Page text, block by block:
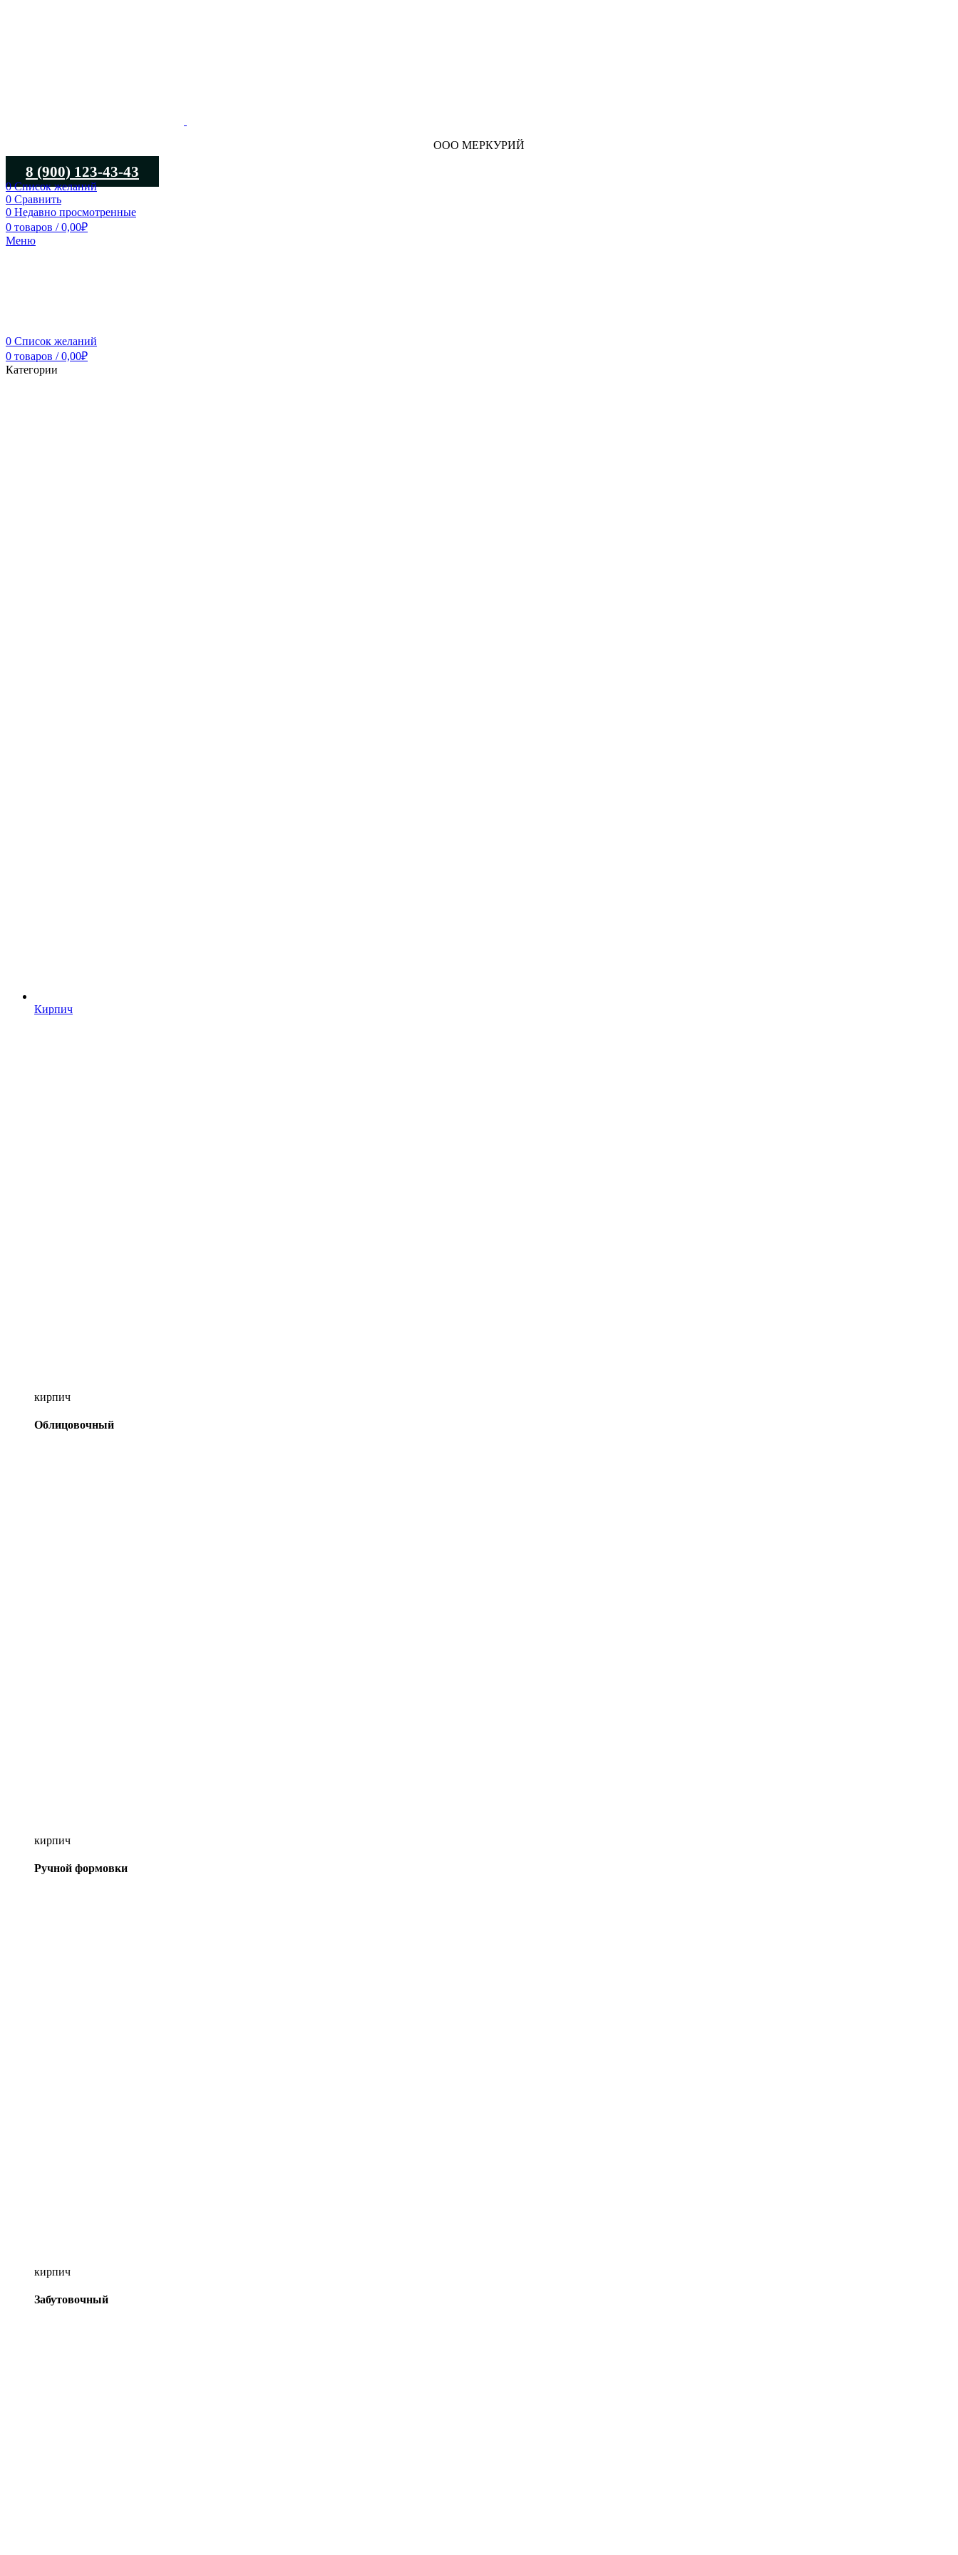
ООО МЕРКУРИЙ
8 (900) 123-43-43
0Список желаний
0 Сравнить
0 Недавно просмотренные
0 товаров / 0,00₽
Меню
0 Список желаний
0 товаров / 0,00₽
Категории
Кирпич
кирпич
Облицовочный
кирпич
Ручной формовки
кирпич
Забутовочный